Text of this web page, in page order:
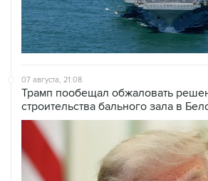
07 августа, 21:08
Трамп пообещал обжаловать
строительства бального зала в